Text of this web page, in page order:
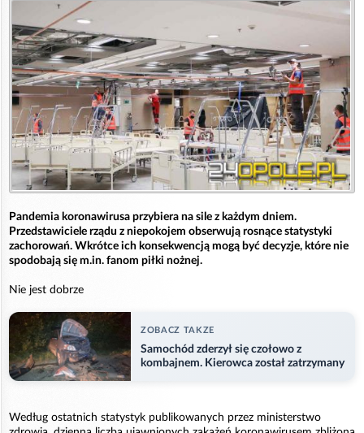
Pandemia koronawirusa przybiera na sile z każdym dniem.
Przedstawiciele rządu z niepokojem obserwują rosnące statystyki
zachorowań. Wkrótce ich konsekwencją mogą być decyzje, które nie
spodobają się m.in. fanom piłki nożnej.
Nie jest dobrze
ZOBACZ TAKZE
Samochód zderzył się czołowo z
kombajnem. Kierowca został zatrzymany
Według ostatnich statystyk publikowanych przez ministerstwo